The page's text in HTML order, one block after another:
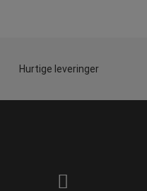
Hurtige leveringer